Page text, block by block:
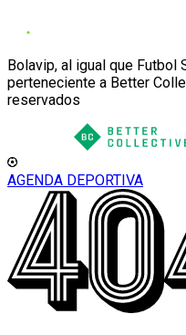
Bolavip, al igual que Futbol
perteneciente a Better
reservados
AGENDA DEPORTIVA